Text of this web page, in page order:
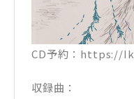
CD予約：https://
収録曲：